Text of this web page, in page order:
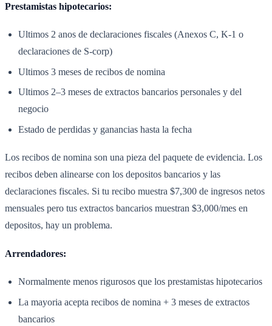
Prestamistas hipotecarios:
Ultimos 2 anos de declaraciones fiscales (Anexos C, K-1 o
declaraciones de S-corp)
Ultimos 3 meses de recibos de nomina
Ultimos 2–3 meses de extractos bancarios personales y del
negocio
Estado de perdidas y ganancias hasta la fecha
Los recibos de nomina son una pieza del paquete de evidencia. Los
recibos deben alinearse con los depositos bancarios y las
declaraciones fiscales. Si tu recibo muestra $7,300 de ingresos netos
mensuales pero tus extractos bancarios muestran $3,000/mes en
depositos, hay un problema.
Arrendadores:
Normalmente menos rigurosos que los prestamistas hipotecarios
La mayoria acepta recibos de nomina + 3 meses de extractos
bancarios